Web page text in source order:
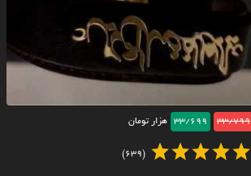
33/799
33/699 هزار تومان
(639)